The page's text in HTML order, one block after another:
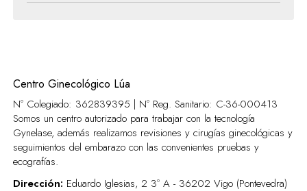
Centro Ginecológico Lúa
Nº Colegiado: 362839395 | Nº Reg. Sanitario: C-36-000413
Somos un centro autorizado para trabajar con la tecnología
Gynelase, además realizamos revisiones y cirugías ginecológicas y
seguimientos del embarazo con las convenientes pruebas y
ecografías.
Dirección: Eduardo Iglesias, 2 3º A - 36202 Vigo (Pontevedra)